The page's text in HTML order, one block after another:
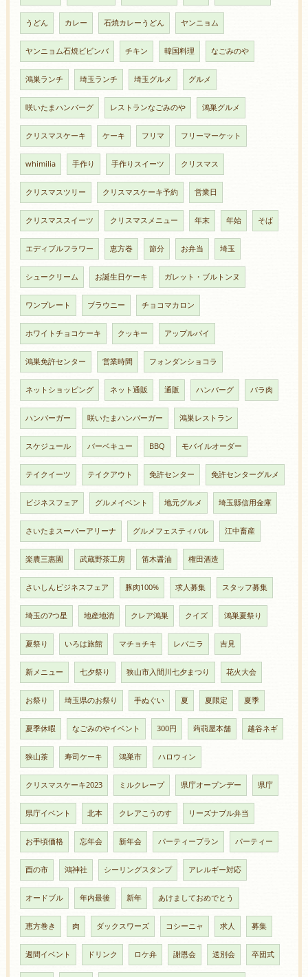
うどん カレー 石焼カレーうどん ヤンニョム
ヤンニョム石焼ビビンバ チキン 韓国料理 なごみのや
鴻巣ランチ 埼玉ランチ 埼玉グルメ グルメ
咲いたまハンバーグ レストランなごみのや 鴻巣グルメ
クリスマスケーキ ケーキ フリマ フリーマーケット
whimilia 手作り 手作りスイーツ クリスマス
クリスマスツリー クリスマスケーキ予約 営業日
クリスマススイーツ クリスマスメニュー 年末 年始 そば
エディブルフラワー 恵方巻 節分 お弁当 埼玉
シュークリーム お誕生日ケーキ ガレット・ブルトンヌ
ワンプレート ブラウニー チョコマカロン
ホワイトチョコケーキ クッキー アップルパイ
鴻巣免許センター 営業時間 フォンダンショコラ
ネットショッピング ネット通販 通販 ハンバーグ バラ肉
ハンバーガー 咲いたまハンバーガー 鴻巣レストラン
スケジュール バーベキュー BBQ モバイルオーダー
テイクイーツ テイクアウト 免許センター 免許センターグルメ
ビジネスフェア グルメイベント 地元グルメ 埼玉縣信用金庫
さいたまスーパーアリーナ グルメフェスティバル 江中畜産
楽農三惠園 武蔵野茶工房 笛木醤油 権田酒造
さいしんビジネスフェア 豚肉100% 求人募集 スタッフ募集
埼玉の7つ星 地産地消 クレア鴻巣 クイズ 鴻巣夏祭り
夏祭り いろは旅館 マチョチキ レバニラ 吉見
新メニュー 七夕祭り 狭山市入間川七夕まつり 花火大会
お祭り 埼玉県のお祭り 手ぬぐい 夏 夏限定 夏季
夏季休暇 なごみのやイベント 300円 蒟蒻屋本舗 越谷ネギ
狭山茶 寿司ケーキ 鴻巣市 ハロウィン
クリスマスケーキ2023 ミルクレープ 県庁オープンデー 県庁
県庁イベント 北本 クレアこうのす リーズナブル弁当
お手頃価格 忘年会 新年会 パーティープラン パーティー
酉の市 鴻神社 シーリングスタンプ アレルギー対応
オードブル 年内最後 新年 あけましておめでとう
恵方巻き 肉 ダックスワーズ コシーニャ 求人 募集
週間イベント ドリンク ロケ弁 謝恩会 送別会 卒団式